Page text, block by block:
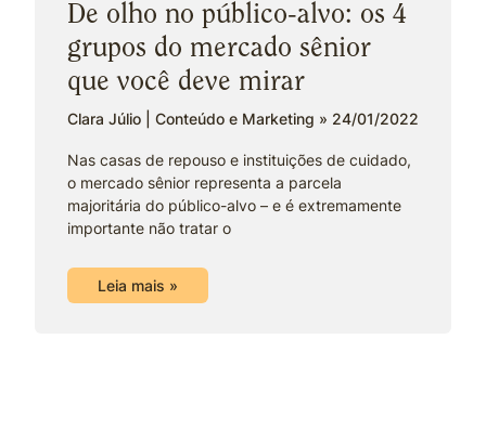
De olho no público-alvo: os 4
grupos do mercado sênior
que você deve mirar
Clara Júlio | Conteúdo e Marketing 24/01/2022
Nas casas de repouso e instituições de cuidado,
o mercado sênior representa a parcela
majoritária do público-alvo – e é extremamente
importante não tratar o
Leia mais »